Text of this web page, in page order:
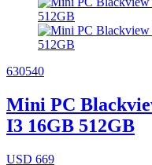
630540
Mini PC
I3 16GB 512GB
USD 669